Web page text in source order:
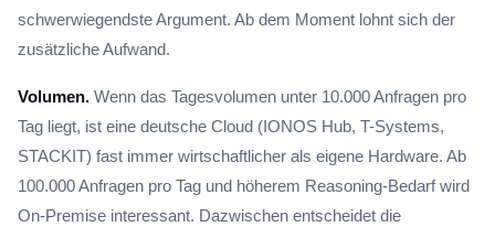
schwerwiegendste Argument. Ab dem Moment lohnt sich der
zusätzliche Aufwand.
Volumen. Wenn das Tagesvolumen unter 10.000 Anfragen pro
Tag liegt, ist eine deutsche Cloud (IONOS Hub, T-Systems,
STACKIT) fast immer wirtschaftlicher als eigene Hardware. Ab
100.000 Anfragen pro Tag und höherem Reasoning-Bedarf wird
On-Premise interessant. Dazwischen entscheidet die